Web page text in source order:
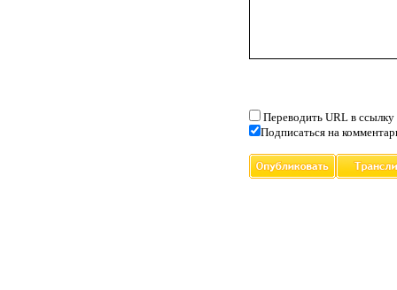
Переводить URL в ссылку
Подписаться на